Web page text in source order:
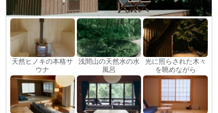
天然ヒノキの本格サ
ウナ
浅間山の天然水の水
風呂
光に照らされた木々
を眺めながら